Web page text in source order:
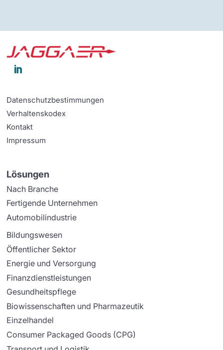

Datenschutzbestimmungen
Verhaltenskodex
Kontakt
Impressum
Lösungen
Nach Branche
Fertigende Unternehmen
Automobilindustrie
Bildungswesen
Öffentlicher Sektor
Energie und Versorgung
Finanzdienstleistungen
Gesundheitspflege
Biowissenschaften und Pharmazeutik
Einzelhandel
Consumer Packaged Goods (CPG)